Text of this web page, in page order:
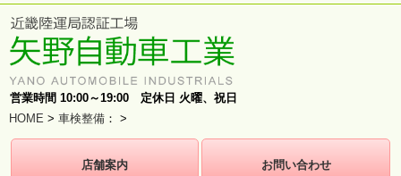
営業時間 10:00～19:00 定休日 火曜、祝日
HOME > 車検整備 ： >
店舗案内 お問い合わせ